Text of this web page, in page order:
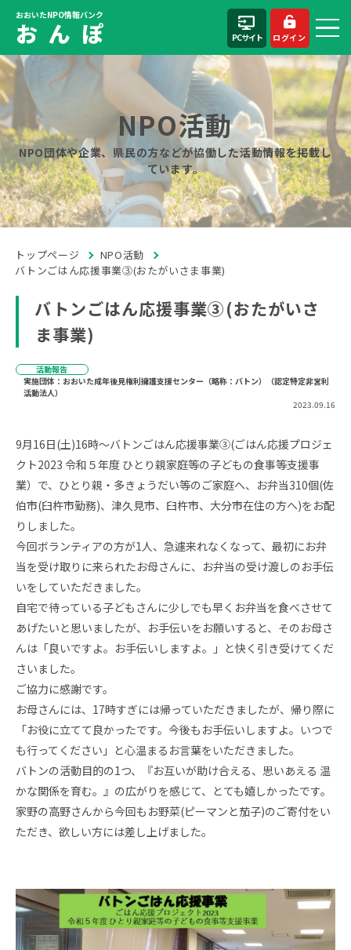
おおいたNPO情報バンク
お ん ぽ PCサイト ログイン
NPO活動
NPO団体や企業、県民の方などが協働した活動情報を掲載し
ています。
トップページ
NPO活動
バトンごはん応援事業③(おたがいさま事業)
バトンごはん応援事業③(おたがいさ
ま事業)
活動報告
実施団体：おおいた成年後見権利擁護支援センター（略称：バトン）（認定特定非営利
活動法人）
2023.09.16
9月16日(土)16時～バトンごはん応援事業③(ごはん応援プロジェ
クト2023 令和５年度 ひとり親家庭等の子どもの食事等支援事
業）で、ひとり親・多きょうだい等のご家庭へ、お弁当310個(佐
伯市(臼杵市勤務)、津久見市、臼杵市、大分市在住の方へ)をお配
りしました。
今回ボランティアの方が1人、急遽来れなくなって、最初にお弁
当を受け取りに来られたお母さんに、お弁当の受け渡しのお手伝
いをしていただきました。
自宅で待っている子どもさんに少しでも早くお弁当を食べさせて
あげたいと思いましたが、お手伝いをお願いすると、そのお母さ
んは「良いですよ。お手伝いしますよ。」と快く引き受けてくだ
さいました。
ご協力に感謝です。
お母さんには、17時すぎには帰っていただきましたが、帰り際に
「お役に立てて良かったです。今後もお手伝いしますよ。いつで
も行ってください」と心温まるお言葉をいただきました。
バトンの活動目的の1つ、『お互いが助け合える、思いあえる 温
かな関係を育む。』の広がりを感じて、とても嬉しかったです。
家野の高野さんから今回もお野菜(ピーマンと茄子)のご寄付をい
ただき、欲しい方には差し上げました。